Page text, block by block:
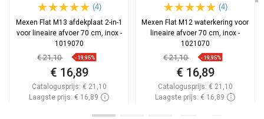
(4)
Mexen Flat M13 afdekplaat 2-in-1
voor lineaire afvoer 70 cm, inox -
1019070
€ 21,10 -19,95%
€ 16,89
Catalogusprijs: € 21,10
Laagste prijs: € 16,89
(4)
Mexen Flat M12 waterkering voor
lineaire afvoer 70 cm, inox -
1021070
€ 21,10 -19,95%
€ 16,89
Catalogusprijs: € 21,10
Laagste prijs: € 16,89